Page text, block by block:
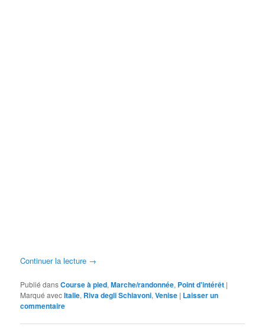
Continuer la lecture →
Publié dansCourse à pied,Marche/randonnée, Point d'intérêt |
Marqué avecItalie, Riva degli Schiavoni,Venise | Laisser un
commentaire